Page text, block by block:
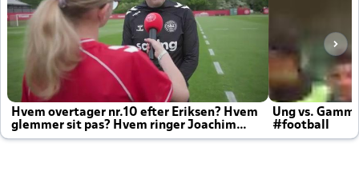
Hvem overtager nr.10 efter Eriksen? Hvem
glemmer sit pas? Hvem ringer Joachim
altid til efter kampe?
Ung vs.
#football